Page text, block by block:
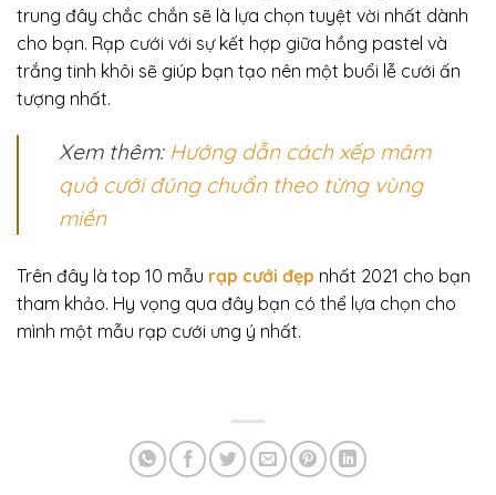
trung đây chắc chắn sẽ là lựa chọn tuyệt vời nhất dành
cho bạn. Rạp cưới với sự kết hợp giữa hồng pastel và
trắng tinh khôi sẽ giúp bạn tạo nên một buổi lễ cưới ấn
tượng nhất.
Xem thêm: Hướng dẫn cách xếp mâm
quả cưới đúng chuẩn theo từng vùng
miền
Trên đây là top 10 mẫu rạp cưới đẹp nhất 2021 cho bạn
tham khảo. Hy vọng qua đây bạn có thể lựa chọn cho
mình một mẫu rạp cưới ưng ý nhất.